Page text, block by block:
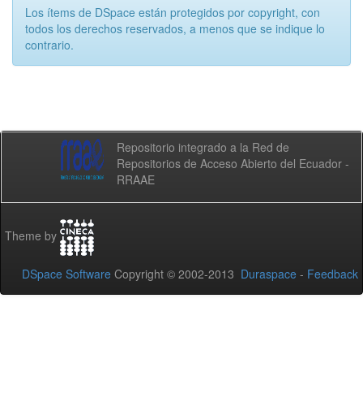
Los ítems de DSpace están protegidos por copyright, con
todos los derechos reservados, a menos que se indique lo
contrario.
Repositorio integrado a la Red de
Repositorios de Acceso Abierto del Ecuador -
RRAAE
Theme by
DSpace Software Copyright © 2002-2013 Duraspace - Feedback